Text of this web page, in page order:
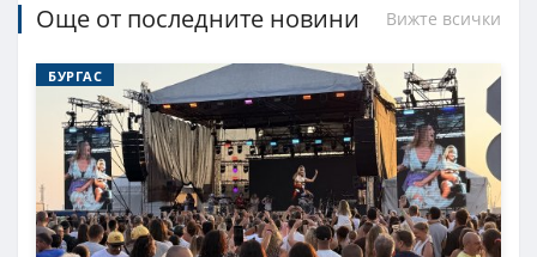
Още от последните новини Вижте всички
БУРГАС